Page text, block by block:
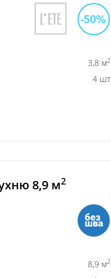
3,8 м2
4 шт
8,9 м2
8,9 м2